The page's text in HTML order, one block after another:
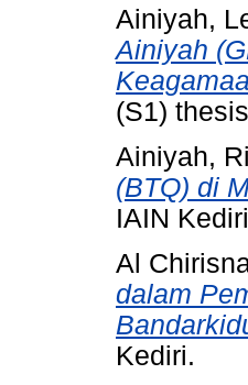
Ainiyah,
Ainiyah
(S1)
Ainiyah,
(BTQ) di
IAIN
Al
dalam
Kediri.